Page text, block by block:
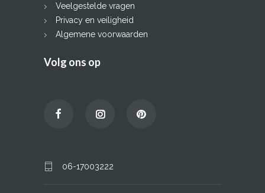
Veelgestelde vragen
Privacy en veiligheid
Algemene voorwaarden
Volg ons op
06-17003222